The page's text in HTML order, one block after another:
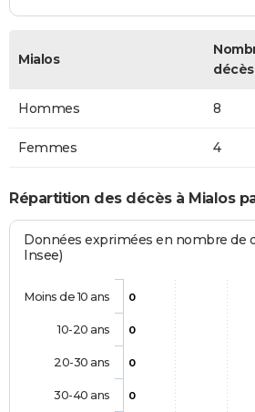
Mialos
décès
Hommes 8
Femmes 4
Répartition des décès à Mialos
Données exprimées en nombre de
Insee)
0
0
0
0
Moins de 10 ans
10-20 ans
20-30 ans
30-40 ans